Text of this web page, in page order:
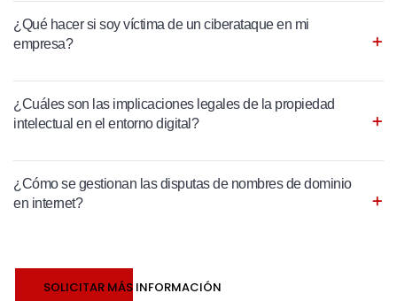
¿Qué hacer si soy víctima de un ciberataque en mi
empresa?
¿Cuáles son las implicaciones legales de la propiedad
intelectual en el entorno digital?
¿Cómo se gestionan las disputas de nombres de dominio
en internet?
SOLICITAR MÁS INFORMACIÓN